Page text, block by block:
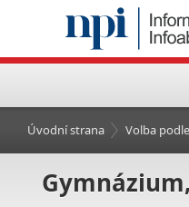
Úvodní strana Volba